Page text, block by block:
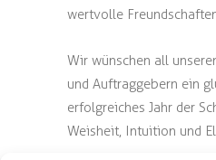
wertvolle
Wir wünschen all
und Auftraggebern ein
erfolgreiches Jahr der
Weisheit, Intuition und